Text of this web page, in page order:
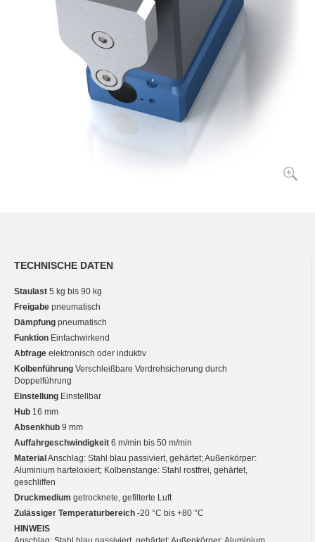
TECHNISCHE DATEN
Staulast 5 kg bis 90 kg
Freigabe pneumatisch
Dämpfung pneumatisch
Funktion Einfachwirkend
Abfrage elektronisch oder induktiv
Kolbenführung Verschleißbare Verdrehsicherung durch
Doppelführung
Einstellung Einstellbar
Hub 16 mm
Absenkhub 9 mm
Auffahrgeschwindigkeit 6 m/min bis 50 m/min
MaterialAnschlag: Stahl blau passiviert, gehärtet; Außenkörper:
Aluminium harteloxiert; Kolbenstange: Stahl rostfrei, gehärtet,
geschliffen
Druckmedium getrocknete, gefilterte Luft
Zulässiger Temperaturbereich -20 °C bis +80 °C
HINWEIS